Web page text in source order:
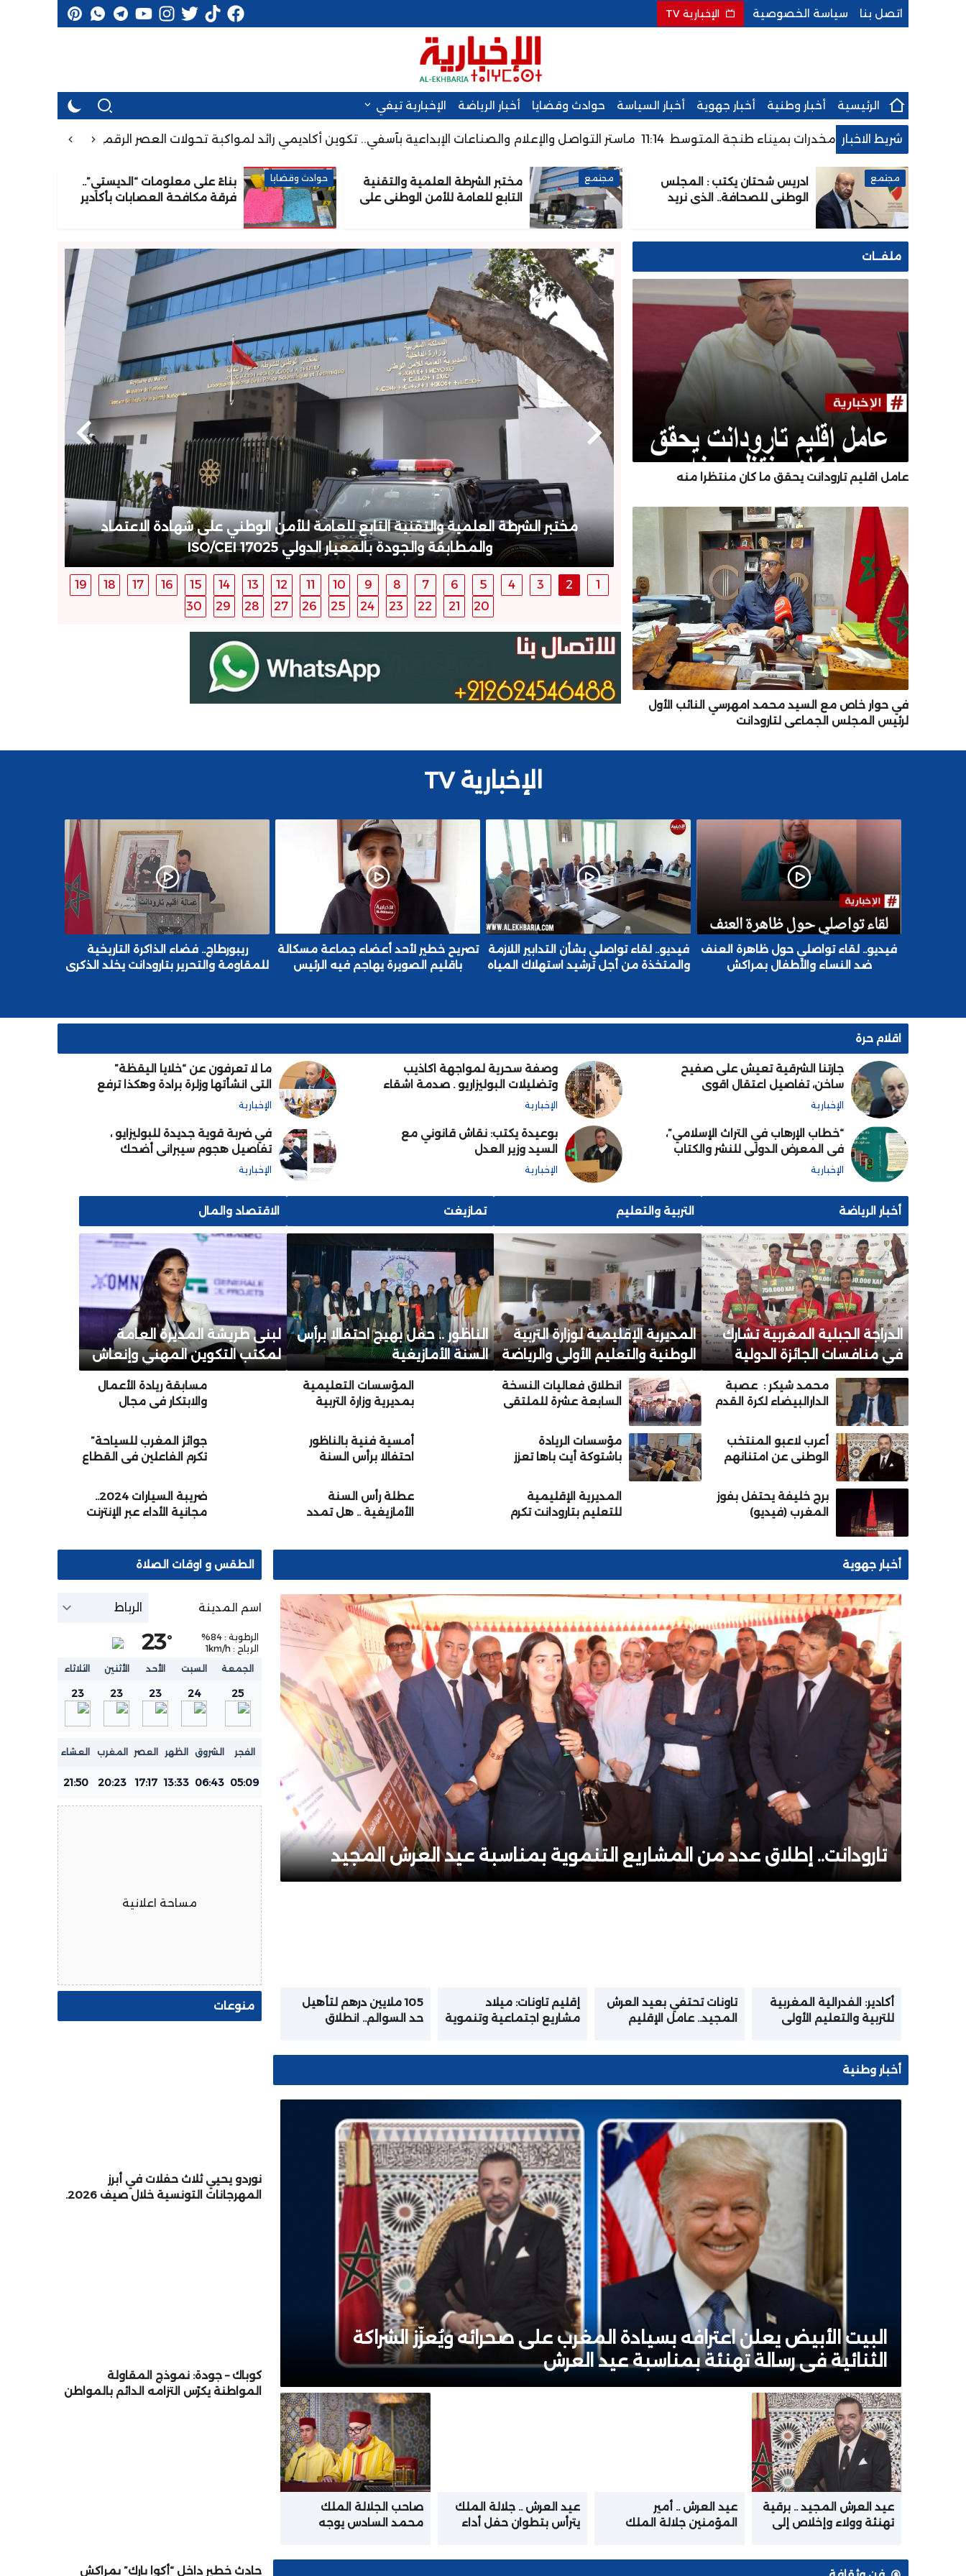
اتصل بنا سياسة الخصوصية الإخبارية TV
الرئيسية أخبار وطنية أخبار جهوية أخبار السياسة حوادث وقضايا أخبار الرياضة الإخبارية تيفي
شريط الاخبار 11:36 الدراجة الجبلية 11:14 ماستر التواصل والإعلام والصناعات الإبداعية بآسفي.. تكوين أكاديمي رائد لمواكبة تحولات العصر الرقمي شحنة مخدرات بميناء طنجة المتوسط
ادريس شحتان يكتب : المجلس
الوطني للصحافة.. الذي نريد
مجتمع
مختبر الشرطة العلمية والتقنية
التابع للعامة للأمن الوطني على
مجتمع
بناءً على معلومات “الديستي”..
فرقة مكافحة العصابات بأكادير
حوادث وقضايا
العلمية والتقنية التابع للعامة للأمن الوطني على شهادة الاعتماد
والمطابقة والجودة بالمعيار الدولي ISO/CEI 17025
بناءً على معلومات “الديستي”.. فرقة مكافحة العصابات بأكادير تُوقف شخصين
7300 قرص مهلوس قادما من الخارج
1
2
3
4
5
6
7
8
9
10
11
12
13
14
15
16
17
18
19
20
21
22
23
24
25
26
27
28
29
30
ملفــات
عامل اقليم تارودانت يحقق ما كان منتظرا منه
في حوار خاص مع السيد محمد امهرسي النائب الأول
لرئيس المجلس الجماعي لتارودانت
الإخبارية TV
حول ظاهرة العنف
والأطفال بمراكش
فيديو.. لقاء تواصلي بشأن التدابير اللازمة
والمتخذة من أجل ترشيد استهلاك المياه
تصريح خطير لأحد أعضاء جماعة مسكالة
باقليم الصويرة يهاجم فيه الرئيس
ريبورطاج.. فضاء الذاكرة التاريخية
للمقاومة والتحرير بتارودانت يخلد الذكرى
محمد أمهرسي.. مشاريع مهمة تعزز
البنيات التحتية في مدينة تارودانت
اقلام حرة
جارتنا الشرقية تعيش على صفيح
ساخن، تفاصيل اعتقال اقوى
الجنرالات و تصفية آخرين لضمان
بقاء تبون حاكما ابديا
الإخبارية
وصفة سحرية لمواجهة اكاذيب
وتضليلات البوليزاريو . صدمة اشقاء
عرب اندهشوا بعدما وطات
اقدامهم ارض الصحراء المغربية
الإخبارية
ما لا تعرفون عن “خلايا اليقظة”
التي انشأتها وزلرة برادة وهكذا ترفع
من جودة التعليم وتنشئ أجيالا
قادمة متعلمة مؤهلة
الإخبارية
“خطاب الإرهاب في التراث الإسلامي”،
في المعرض الدولي للنشر والكتاب
بالرباط
الإخبارية
بوعيدة يكتب: نقاش قانوني مع
السيد وزير العدل
الإخبارية
في ضربة قوية جديدة للبوليزايو ،
تفاصيل هجوم سيبراني أضحك
العالم على الجبهة وحاضنتها الجزائر
الإخبارية
أخبار الرياضة
الدراجة الجبلية المغربية تشارك
في منافسات الجائزة الدولية
الكبرى “شانتال بيا” بالكاميرون
من أجل الدفاع عن لقبها
محمد شيكر : عصبة
الدارالبيضاء لكرة القدم
وصناعة المواهب
الكروية.
أعرب لاعبو المنتخب
الوطني عن امتنانهم
على جهوده الدؤوبة في
دعم تطوير كرة القدم
المغربية
برج خليفة يحتفل بفوز
المغرب (فيديو)
التربية والتعليم
المديرية الإقليمية لوزارة التربية
الوطنية والتعليم الأولي والرياضة
بسيدي البرنوصي… تلاميذ ضحايا
الانتقام أمام أنظار مدراء
المؤسسات وفراقشية التعليم
انطلاق فعاليات النسخة
السابعة عشرة للملتقى
المدرسي والمهني
والجامعي بمديرية
تارودانت
مؤسسات الريادة
باشتوكة أيت باها تعزز
المديرية الإقليمية
للتعليم بتارودانت تكرم
تمازيغت
الناظور .. حفل بهيج احتفالا برأس
السنة الأمازيغية
المؤسسات التعليمية
بمديرية وزارة التربية
والرياضة بإنزگان أيت
ملول كسائر جهات
المملكةتحتفي بالسنة
(+صور)
أمسية فنية بالناظور
احتفالا برأس السنة
عطلة رأس السنة
الأمازيغية .. هل تمدد
الاقتصاد والمال
لبنى طريشة المديرة العامة
لمكتب التكوين المهني وإنعاش
الشغل
مسابقة ريادة الأعمال
والابتكار في مجال
شراكة بين اكاديمية
سوس ماسة وشركة
التنمية الجهوية لانعاش
بسوس ماسة
جوائز المغرب للسياحة”
تكرم الفاعلين في القطاع
ضريبة السيارات 2024..
مجانية الأداء عبر الإنترنت
أخبار جهوية
تارودانت.. إطلاق عدد من المشاريع التنموية بمناسبة عيد العرش المجيد
أكادير: الفدرالية المغربية
للتربية والتعليم الأولي
الإعلاميات والرقمنة
تاونات تحتفي بعيد العرش
المجيد.. عامل الإقليم
إقليم تاونات: ميلاد
مشاريع اجتماعية وتنموية
المجيد
105 ملايين درهم لتأهيل
حد السوالم.. انطلاق
أخبار وطنية
البيت الأبيض يعلن اعترافه بسيادة المغرب على صحرائه ويُعزّز الشراكة
الثنائية في رسالة تهنئة بمناسبة عيد العرش
عيد العرش المجيد .. برقية
تهنئة وولاء وإخلاص إلى
عيد العرش .. أمير
المؤمنين جلالة الملك
عيد العرش .. جلالة الملك
يترأس بتطوان حفل أداء
صاحب الجلالة الملك
محمد السادس يوجه
الطقس و اوقات الصلاة
اسم المدينة
الرطوبة : 84
%
الرياح :
1 km/h
23°
الجمعة السبت الأحد الأثنين الثلاثاء
25
24
23
23
23
الفجر الشروق الظهر العصر المغرب العشاء
05:09
06:43
13:33
17:17
20:23
21:50
مساحة اعلانية
منوعات
نوردو يحيي ثلاث حفلات في أبرز
المهرجانات التونسية خلال صيف 2026.
كوباك – جودة: نموذج المقاولة
المواطنة يكرّس التزامه الدائم بالمواطن
حادث خطير داخل “أكوا بارك” بمراكش